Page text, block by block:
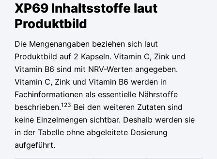
XP69 Inhaltsstoffe laut
Produktbild
Die Mengenangaben beziehen sich laut
Produktbild auf 2 Kapseln. Vitamin C, Zink und
Vitamin B6 sind mit NRV-Werten angegeben.
Vitamin C, Zink und Vitamin B6 werden in
Fachinformationen als essentielle Nährstoffe
beschrieben.1 23 Bei den weiteren Zutaten sind
keine Einzelmengen sichtbar. Deshalb werden sie
in der Tabelle ohne abgeleitete Dosierung
aufgeführt.